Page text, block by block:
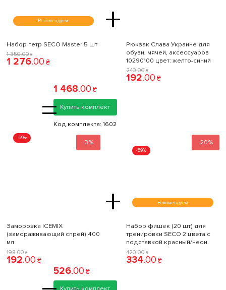
Рекомендуем +
Набор гетр SECO Master 5 шт
1 350.00 ₴
1 276.00 ₴
Рюкзак Слава Украине для
обуви, мячей, аксессуаров
10290100 цвет: желто-синий
240.00 ₴
192.00 ₴
=
1 468.00 ₴
Купить комплект
Код комплекта: 1602
-3%
-59%
+
Заморозка ICEMIX
(замораживающий спрей) 400
мл
198.00 ₴
192.00 ₴
-20%
Рекомендуем
-59%
Набор фишек (20 шт) для
тренировки SECO 2 цвета с
подставкой красный/неон
420.00 ₴
334.00 ₴
526.00 ₴